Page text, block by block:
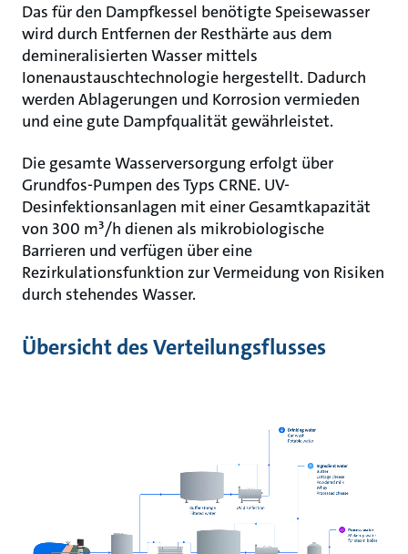
Das für den Dampfkessel benötigte Speisewasser
wird durch Entfernen der Resthärte aus dem
demineralisierten Wasser mittels
Ionenaustauschtechnologie hergestellt. Dadurch
werden Ablagerungen und Korrosion vermieden
und eine gute Dampfqualität gewährleistet.
Die gesamte Wasserversorgung erfolgt über
Grundfos-Pumpen des Typs CRNE. UV-
Desinfektionsanlagen mit einer Gesamtkapazität
von 300 m³/h dienen als mikrobiologische
Barrieren und verfügen über eine
Rezirkulationsfunktion zur Vermeidung von Risiken
durch stehendes Wasser.
Übersicht des Verteilungsflusses